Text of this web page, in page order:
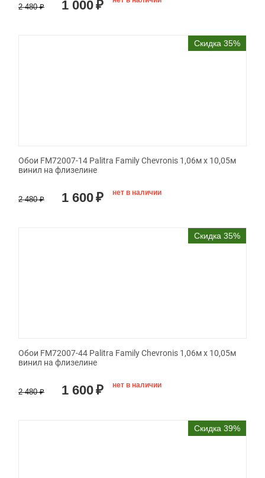
2 480 ₽ 1 000₽
Скидка 35%
Обои FM72007-14 Palitra Family Chevronis 1,06м х 10,05м
винил на флизелине
2 480 ₽ 1 600₽ нет в наличии
Скидка 35%
Обои FM72007-44 Palitra Family Chevronis 1,06м х 10,05м
винил на флизелине
2 480 ₽ 1 600₽ нет в наличии
Скидка 39%